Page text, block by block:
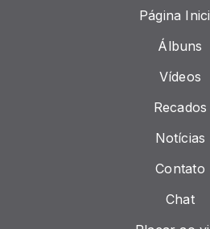
Página
Álbuns
Vídeos
Recados
Notícias
Contato
Chat